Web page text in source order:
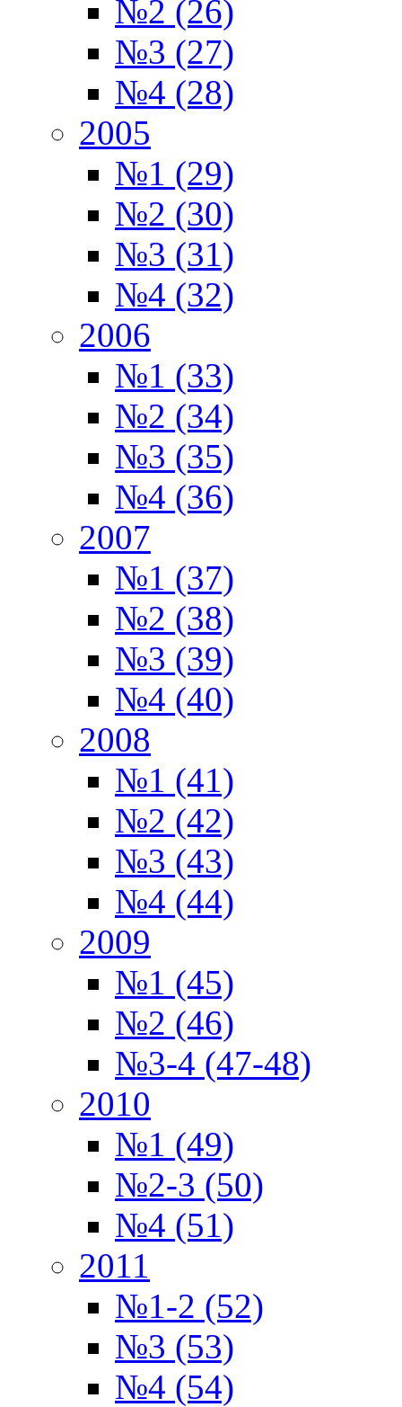
№2 (26)
№3 (27)
№4 (28)
2005
№1 (29)
№2 (30)
№3 (31)
№4 (32)
2006
№1 (33)
№2 (34)
№3 (35)
№4 (36)
2007
№1 (37)
№2 (38)
№3 (39)
№4 (40)
2008
№1 (41)
№2 (42)
№3 (43)
№4 (44)
2009
№1 (45)
№2 (46)
№3-4 (47-48)
2010
№1 (49)
№2-3 (50)
№4 (51)
2011
№1-2 (52)
№3 (53)
№4 (54)